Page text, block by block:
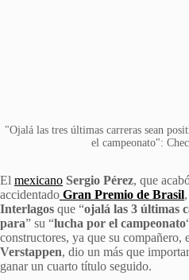
"Ojalá las tres últimas carreras sean
el campeonato":
El mexicano Sergio Pérez, que
accidentado Gran Premio de Brasil
Interlagos que “ojalá las 3 últimas
para” su “lucha por el campeonato
constructores, ya que su compañero,
Verstappen, dio un más que
ganar un cuarto título seguido.